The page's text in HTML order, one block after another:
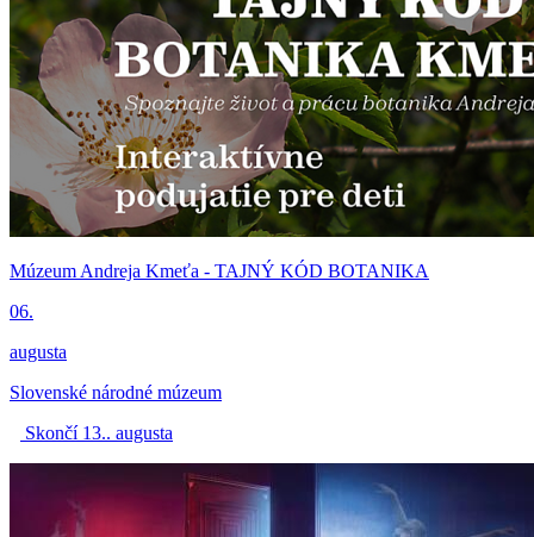
Múzeum Andreja Kmeťa - TAJNÝ KÓD BOTANIKA
06.
augusta
Slovenské národné múzeum
Skončí 13.. augusta